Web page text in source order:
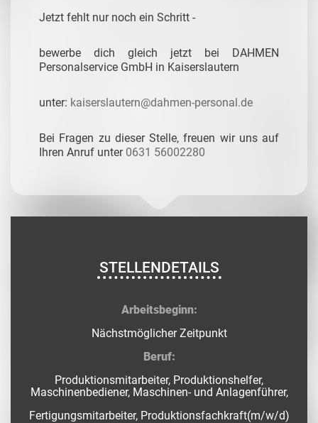
Jetzt fehlt nur noch ein Schritt -
bewerbe dich gleich jetzt bei DAHMEN
Personalservice GmbH in Kaiserslautern
unter: kaiserslautern@dahmen-personal.de
Bei Fragen zu dieser Stelle, freuen wir uns auf
Ihren Anruf unter 0631 56002280
STELLENDETAILS
Arbeitsbeginn:
Nächstmöglicher Zeitpunkt
Beruf:
Produktionsmitarbeiter, Produktionshelfer,
Maschinenbediener, Maschinen- und Anlagenführer,
Fertigungsmitarbeiter, Produktionsfachkraft(m/w/d)